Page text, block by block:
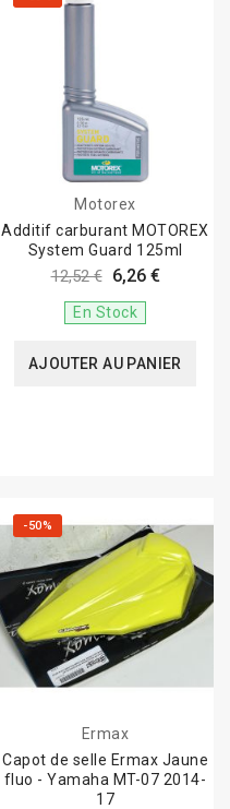
Motorex
Additif carburant MOTOREX
System Guard 125ml
12,52 € 6,26 €
En Stock
AJOUTER AU PANIER
-50%
Ermax
Capot de selle Ermax Jaune
fluo - Yamaha MT-07 2014-
17